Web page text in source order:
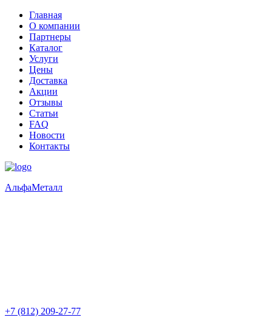
Главная
О компании
Партнеры
Каталог
Услуги
Цены
Доставка
Акции
Отзывы
Статьи
FAQ
Новости
Контакты
АльфаМеталл
+7 (812) 209-27-77